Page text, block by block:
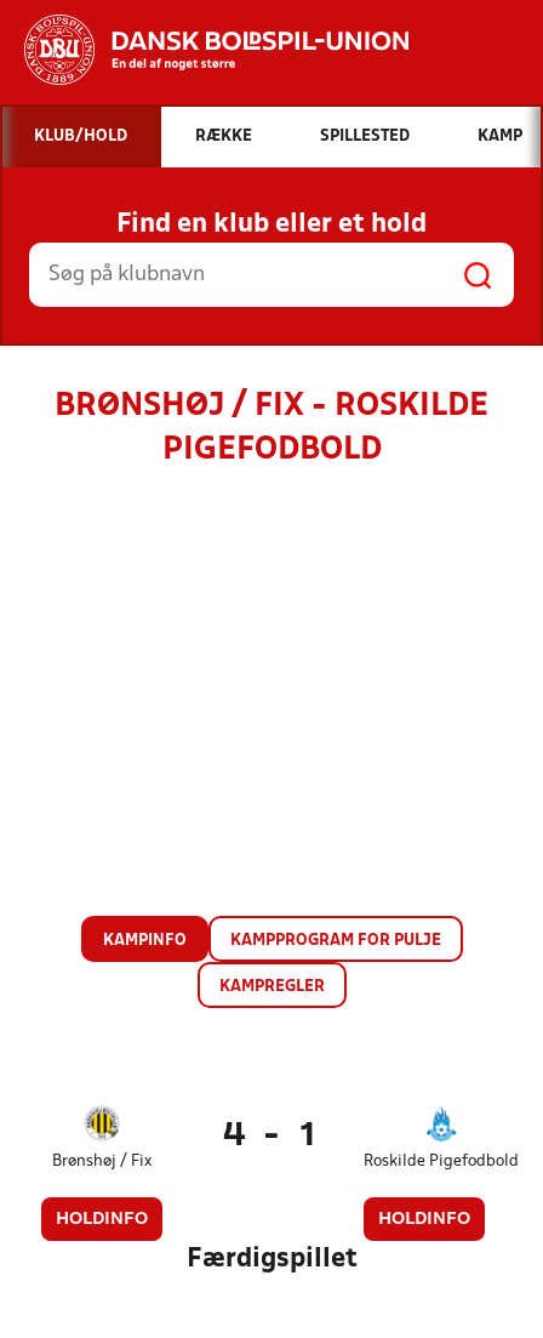
Hvad vil du søge efter?
INDHOLD OG NYHEDER
STILLINGER, RESULTATER, KLUBBER OG
HOLD
KLUB/HOLD RÆKKE SPILLESTED KAMP
Find en klub eller et hold
BRØNSHØJ / FIX - ROSKILDE
PIGEFODBOLD
KAMPINFO KAMPPROGRAM FOR PULJE
KAMPREGLER
Brønshøj / Fix
HOLDINFO
4 - 1
Roskilde Pigefodbold
HOLDINFO
Færdigspillet